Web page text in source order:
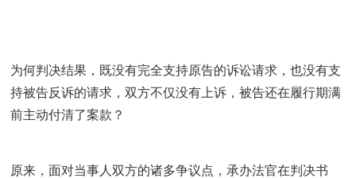
为何判决结果，既没有完全支持原告的诉讼请求，也没有支
持被告反诉的请求，双方不仅没有上诉，被告还在履行期满
前主动付清了案款？
原来，面对当事人双方的诸多争议点，承办法官在判决书